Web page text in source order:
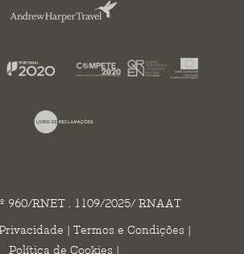
960/RNET . 1109/2025/ RNAAT
| Termos e Condições|
Política de Cookies|